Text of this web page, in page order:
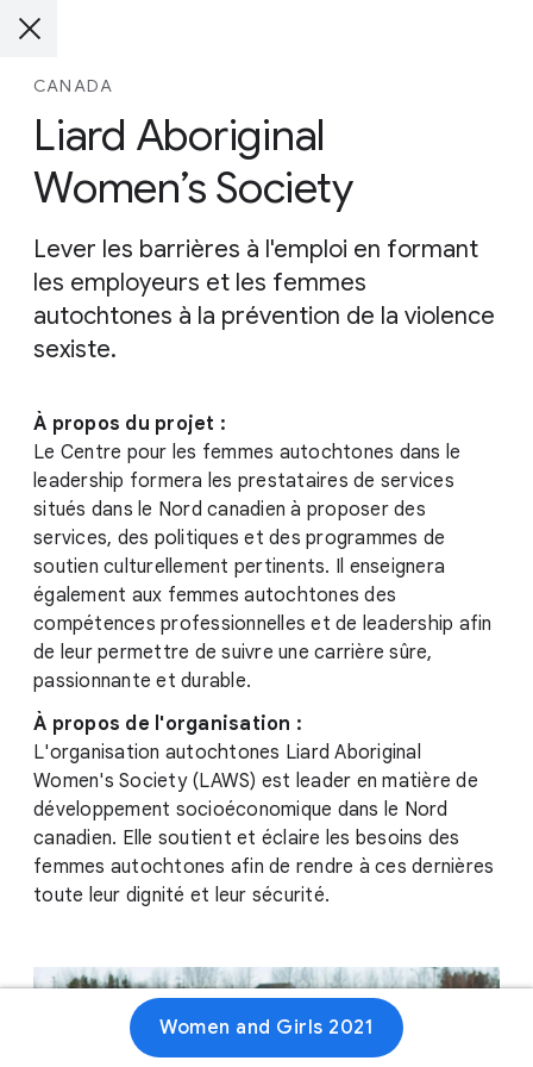
CANADA
Liard Aboriginal
Women’s Society
Lever les barrières à l'emploi en formant
les employeurs et les femmes
autochtones à la prévention de la violence
sexiste.
À propos du projet :
Le Centre pour les femmes autochtones dans le
leadership formera les prestataires de services
situés dans le Nord canadien à proposer des
services, des politiques et des programmes de
soutien culturellement pertinents. Il enseignera
également aux femmes autochtones des
compétences professionnelles et de leadership afin
de leur permettre de suivre une carrière sûre,
passionnante et durable.
À propos de l'organisation :
L'organisation autochtones Liard Aboriginal
Women's Society (LAWS) est leader en matière de
développement socioéconomique dans le Nord
canadien. Elle soutient et éclaire les besoins des
femmes autochtones afin de rendre à ces dernières
toute leur dignité et leur sécurité.
Women and Girls 2021